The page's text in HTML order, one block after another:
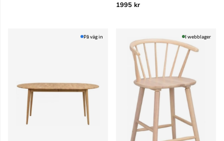
1995 kr
På väg in I webblager